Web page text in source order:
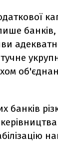
банків,
банків